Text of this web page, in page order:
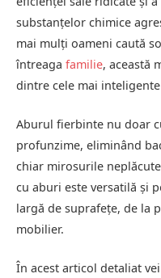
substanțelor chimice
mai mulți oameni caută
întreaga familie, această
dintre cele mai
Aburul fierbinte nu doar
profunzime, eliminând
chiar mirosurile
cu aburi este versatilă și
largă de suprafețe, de la
mobilier.
În acest articol detaliat